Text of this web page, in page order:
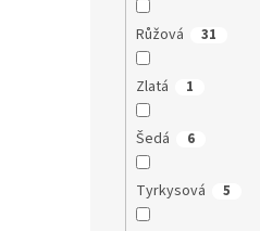
Růžová 31
Zlatá 1
Šedá 6
Tyrkysová 5